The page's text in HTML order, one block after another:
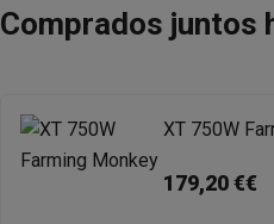
Comprados juntos
XT 750W
179,20 €€